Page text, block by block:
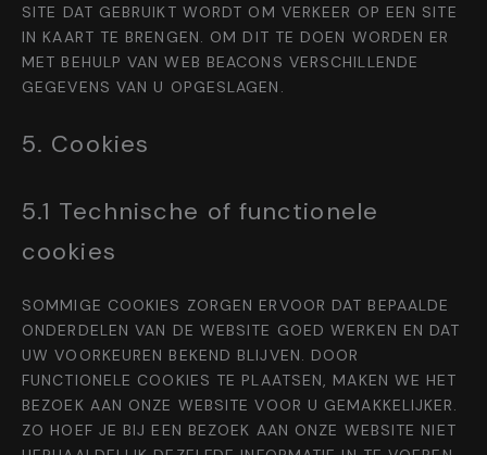
SITE DAT GEBRUIKT WORDT OM VERKEER OP EEN SITE
IN KAART TE BRENGEN. OM DIT TE DOEN WORDEN ER
MET BEHULP VAN WEB BEACONS VERSCHILLENDE
GEGEVENS VAN U OPGESLAGEN.
5. Cookies
5.1 Technische of functionele
cookies
SOMMIGE COOKIES ZORGEN ERVOOR DAT BEPAALDE
ONDERDELEN VAN DE WEBSITE GOED WERKEN EN DAT
UW VOORKEUREN BEKEND BLIJVEN. DOOR
FUNCTIONELE COOKIES TE PLAATSEN, MAKEN WE HET
BEZOEK AAN ONZE WEBSITE VOOR U GEMAKKELIJKER.
ZO HOEF JE BIJ EEN BEZOEK AAN ONZE WEBSITE NIET